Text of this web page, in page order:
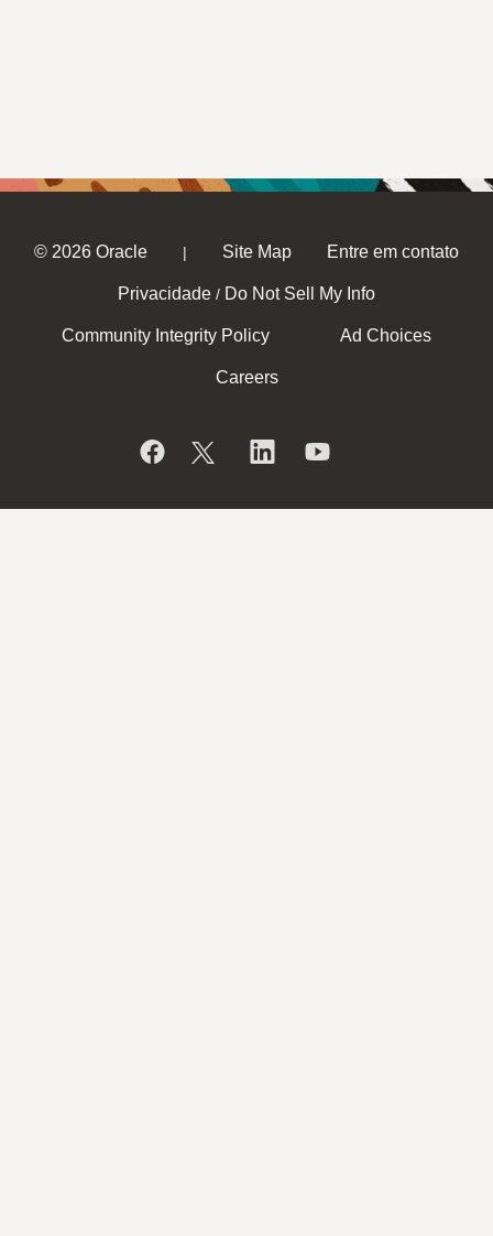
© 2026 Oracle | Site Map Entre em contato
Privacidade / Do Not Sell My Info
Community Integrity Policy Ad Choices
Careers